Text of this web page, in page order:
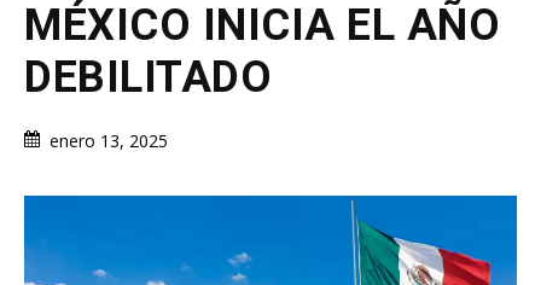
MÉXICO INICIA EL AÑO
DEBILITADO
enero 13, 2025